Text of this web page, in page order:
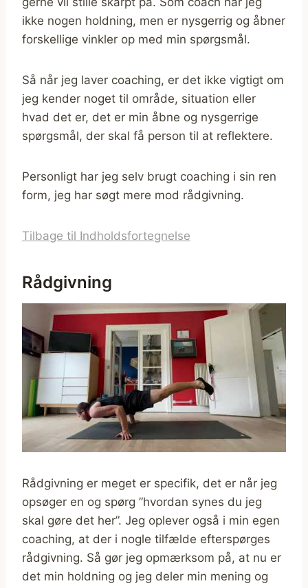
ikke nogen holdning, men er nysgerrig og åbner
forskellige vinkler op med min spørgsmål.
Så når jeg laver coaching, er det ikke vigtigt om
jeg kender noget til område, situation eller
hvad det er, det er min åbne og nysgerrige
spørgsmål, der skal få person til at reflektere.
Personligt har jeg selv brugt coaching i sin ren
form, jeg har søgt mere mod rådgivning.
Tilbage til Indholdsfortegnelse
Rådgivning
Rådgivning er meget er specifik, det er når jeg
opsøger en og spørg ”hvordan synes du jeg
skal gøre det her”. Jeg oplever også i min egen
coaching, at der i nogle tilfælde efterspørges
rådgivning. Så gør jeg opmærksom på, at nu er
det min holdning og jeg deler min mening og